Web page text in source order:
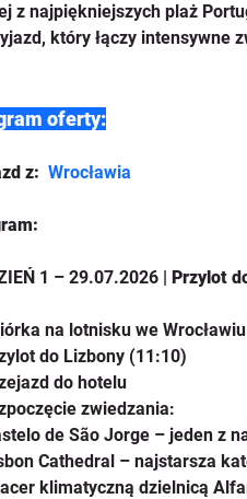
z najpiękniejszych plaż
który łączy intensywne
oferty:
z: Wrocławia
1 – 29.07.2026 | Przylot
na lotnisku we
do Lizbony (11:10)
do hotelu
zwiedzania:
de São Jorge – jeden z
Cathedral – najstarsza
klimatyczną dzielnicą